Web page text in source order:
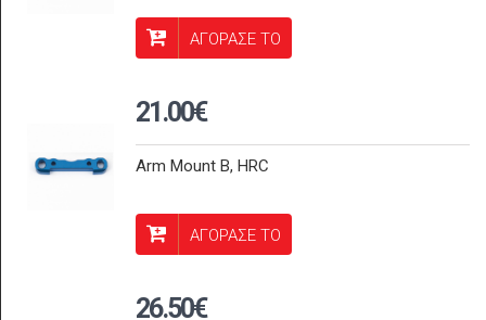
ΑΓΟΡΑΣΕ ΤΟ
21.00€
Arm Mount B, HRC
ΑΓΟΡΑΣΕ ΤΟ
26.50€